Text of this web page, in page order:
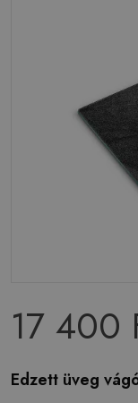
17 400
Edzett üveg